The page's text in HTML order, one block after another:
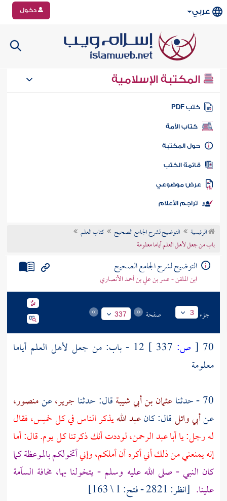
عربي دخول
المكتبة الإسلامية
كتب PDF
كتاب الأمة
المكتبة
الكتب
موضوعي
تراجم الأعلام
الرئيسية التوضيح لشرح الجامع الصحيح
كتاب العلم
باب من جعل لأهل العلم أياما معلومة
التوضيح لشرح الجامع الصحيح
ابن الملقن - عمر بن علي بن أحمد الأنصاري
جزء 3 صفحة 337
70
[ ص:
12 - باب: من جعل لأهل العلم أياما
معلومة
70 - حدثنا
عثمان بن أبي شيبةقال: حدثنا جرير،عنمنصور،
عنأبي وائلقال: كانعبد اللهيذكر الناس في كل خميس، فقال
له رجل: ياأبا عبد الرحمن،لوددت أنك ذكرتنا كل يوم. قال: أما
إنه يمنعني من ذلك أني أكره أن أملكم، وإنيأتخولكم بالموعظة كما
كان النبي - صلى الله عليه وسلم - يتخولنا بها، مخافة السآمة
علينا. [انظر: 2821 - فتح: 1 \ 163]